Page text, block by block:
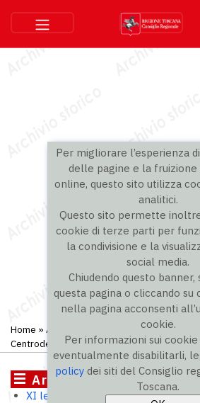
Per migliorare l’esperienza
delle pagine e la fruizione
online, questo sito utilizza
analitici.
Questo sito permette
cookie di terze parti per
la condivisione e la
social media.
Chiudendo questo banner,
questa pagina o cliccando
nella pagina acconsenti
cookie.
Per informazioni sui
eventualmente disabilitarli,
policy dei siti del Consiglio
Toscana.
Home » Archivio storico IX legislatura
Centrodestra
Archivio storico
XI legislatura